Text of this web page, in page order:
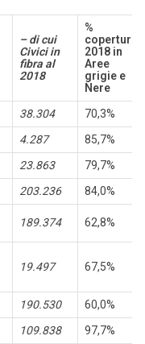
– di cui
Civici in
fibra al
2018
%
copertura
2018 in
Aree
grigie e
Nere
38.304
70,3%
4.287
85,7%
23.863
79,7%
203.236
84,0%
189.374 62,8%
19.497 67,5%
190.530
60,0%
109.838
97,7%